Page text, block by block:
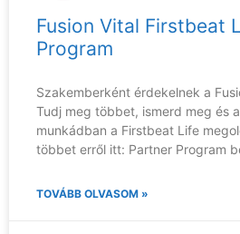
Fusion Vital Firstbeat
Program
Szakemberként érdekelnek a
Tudj meg többet, ismerd meg és
munkádban a Firstbeat Life
többet erről itt: Partner Program
TOVÁBB OLVASOM »